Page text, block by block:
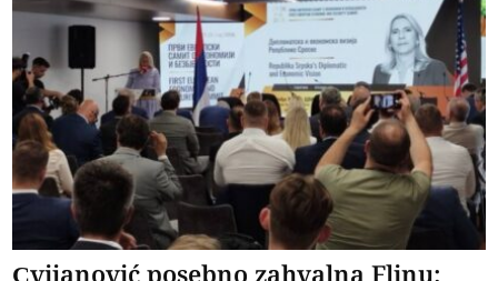
Cvijanović posebno zahvalna Flinu: